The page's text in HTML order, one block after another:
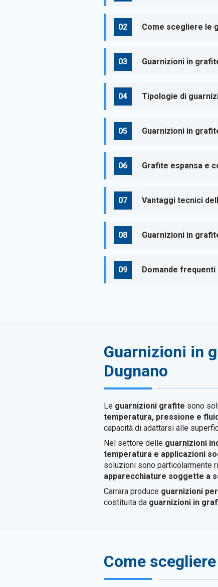
Come scegliere le
Guarnizioni in
Tipologie di
Guarnizioni in
Grafite espansa e
Vantaggi tecnici
Guarnizioni in
Domande
Guarnizioni in
Dugnano
Le guarnizioni grafite sono
temperatura, pressione e
capacità di adattarsi alle
Nel settore delle guarnizioni
temperatura e applicazioni
soluzioni sono particolarmente
apparecchiature soggette a
Carrara produce guarnizioni
costituita da guarnizioni in
Come